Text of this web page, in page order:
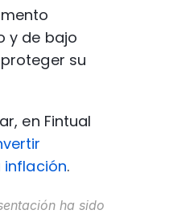
y de bajo
su
en Fintual
.
ha sido